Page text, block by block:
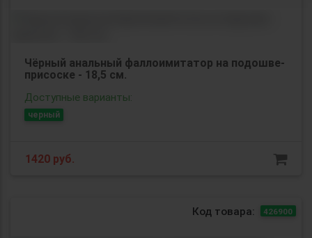
Чёрный анальный фаллоимитатор на подошве-
присоске - 18,5 см.
Доступные варианты:
черный
1420 руб.
Код товара: 426900